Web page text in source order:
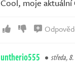
Cool, moje aktuální
untherio555 středa,